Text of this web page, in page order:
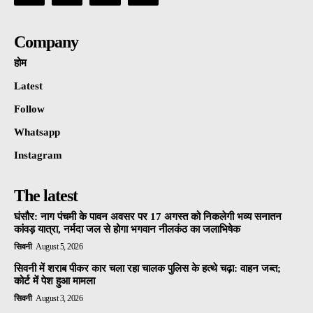
Company
होम
Latest
Follow
Whatsapp
Instagram
The latest
घंसौर: नाग पंचमी के पावन अवसर पर 17 अगस्त को निकलेगी भव्य सनातन
कांवड़ यात्रा, नर्मदा जल से होगा भगवान नीलकंठ का जलाभिषेक
सिवनी August 5, 2026
सिवनी में शराब पीकर कार चला रहा चालक पुलिस के हत्थे चढ़ा: वाहन जब्त;
कोर्ट में पेश हुआ मामला
सिवनी August 3, 2026